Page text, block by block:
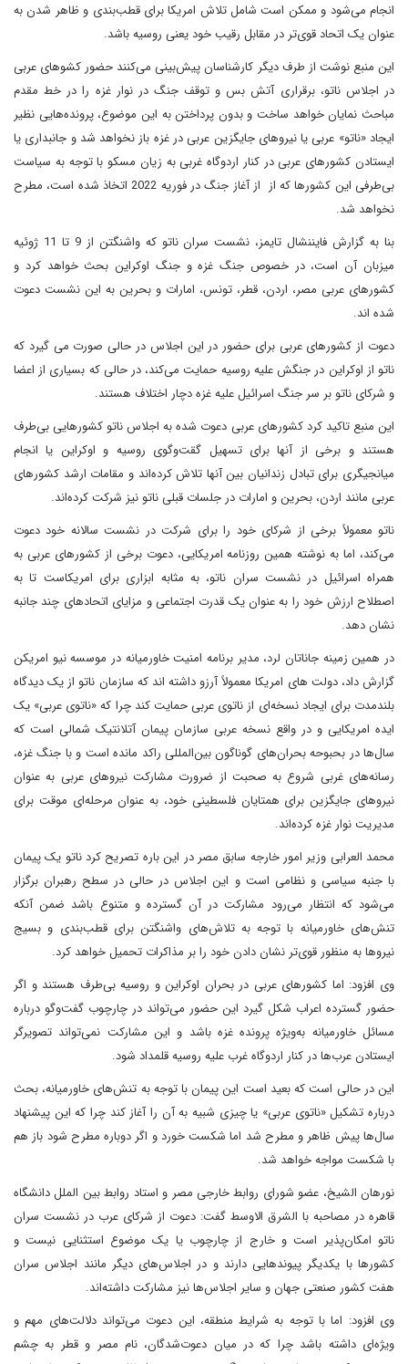
انجام می‌شود و ممکن است شامل تلاش امریکا برای قطب‌بندی و ظاهر شدن به
عنوان یک اتحاد قوی‌تر در مقابل رقیب خود یعنی روسیه باشد.
این منبع نوشت از طرف دیگر کارشناسان پیش‌بینی می‌کنند حضور کشوهای عربی
در اجلاس ناتو، برقراری آتش بس و توقف جنگ در نوار غزه را در خط مقدم
مباحث نمایان خواهد ساخت و بدون پرداختن به این موضوع، پرونده‌هایی نظیر
ایجاد «ناتو» عربی یا نیروهای جایگزین عربی در غزه باز نخواهد شد و جانبداری یا
ایستادن کشورهای عربی در کنار اردوگاه غربی به زیان مسکو با توجه به سیاست
بی‌طرفی این کشورها که از از آغاز جنگ در فوریه 2022 اتخاذ شده است، مطرح
نخواهد شد.
بنا به گزارش فایننشال تایمز، نشست سران ناتو که واشنگتن از 9 تا 11 ژوئیه
میزبان آن است، در خصوص جنگ غزه و جنگ اوکراین بحث خواهد کرد و
کشورهای عربی مصر، اردن، قطر، تونس، امارات و بحرین به این نشست دعوت
شده اند.
دعوت از کشورهای عربی برای حضور در این اجلاس در حالی صورت می گیرد که
ناتو از اوکراین در جنگش علیه روسیه حمایت می‌کند، در حالی که بسیاری از اعضا
و شرکای ناتو بر سر جنگ اسرائیل علیه غزه دچار اختلاف هستند.
این منبع تاکید کرد کشورهای عربی دعوت شده به اجلاس ناتو کشورهایی بی‌طرف
هستند و برخی از آنها برای تسهیل گقت‌وگوی روسیه و اوکراین یا انجام
میانجیگری برای تبادل زندانیان بین آنها تلاش کرده‌اند و مقامات ارشد کشورهای
عربی مانند اردن، بحرین و امارات در جلسات قبلی ناتو نیز شرکت کرده‌اند.
ناتو معمولاً برخی از شرکای خود را برای شرکت در نشست سالانه خود دعوت
می‌کند، اما به نوشته همین روزنامه امریکایی، دعوت برخی از کشورهای عربی به
همراه اسرائیل در نشست سران ناتو، به مثابه ابزاری برای امریکاست تا به
اصطلاح ارزش خود را به عنوان یک قدرت اجتماعی و مزایای اتحادهای چند جانبه
نشان دهد.
در همین زمینه جاناتان لرد، مدیر برنامه امنیت خاورمیانه در موسسه نیو امریکن
گزارش داد، دولت های امریکا معمولاً آرزو داشته اند که سازمان ناتو از یک دیدگاه
بلندمدت برای ایجاد نسخه‌ای از ناتوی عربی حمایت کند چرا که «ناتوی عربی» یک
ایده امریکایی و در واقع نسخه عربی سازمان پیمان آتلانتیک شمالی است که
سال‌ها در بحبوحه بحران‌های گوناگون بین‌المللی راکد مانده است و با جنگ غزه،
رسانه‌های غربی شروع به صحبت از ضرورت مشارکت نیروهای عربی به عنوان
نیروهای جایگزین برای همتایان فلسطینی خود، به عنوان مرحله‌ای موقت برای
مدیریت نوار غزه کرده‌اند.
محمد العرابی وزیر امور خارجه سابق مصر در این باره تصریح کرد ناتو یک پیمان
با جنبه سیاسی و نظامی است و این اجلاس در حالی در سطح رهبران برگزار
می‌شود که انتظار می‌رود مشارکت در آن گسترده و متنوع باشد ضمن آنکه
تنش‌های خاورمیانه با توجه به تلاش‌های واشنگتن برای قطب‌بندی و بسیج
نیروها به منظور قوی‌تر نشان دادن خود را بر مذاکرات تحمیل خواهد کرد.
وی افزود: اما کشورهای عربی در بحران اوکراین و روسیه بی‌طرف هستند و اگر
حضور گسترده اعراب شکل گیرد این حضور می‌تواند در چارچوب گفت‌وگو درباره
مسائل خاورمیانه به‌ویژه پرونده غزه باشد و این مشارکت نمی‌تواند تصویرگر
ایستادن عرب‌ها در کنار اردوگاه غرب علیه روسیه قلمداد شود.
این در حالی است که بعید است این پیمان با توجه به تنش‌های خاورمیانه، بحث
درباره تشکیل «ناتوی عربی» یا چیزی شبیه به آن را آغاز کند چرا که این پیشنهاد
سال‌ها پیش ظاهر و مطرح شد اما شکست خورد و اگر دوباره مطرح شود باز هم
با شکست مواجه خواهد شد.
نورهان الشیخ، عضو شورای روابط خارجی مصر و استاد روابط بین الملل دانشگاه
قاهره در مصاحبه با الشرق الاوسط گفت: دعوت از شرکای عرب در نشست سران
ناتو امکان‌پذیر است و خارج از چارچوب یا یک موضوع استثنایی نیست و
کشورها با یکدیگر پیوندهایی دارند و در اجلاس‌های دیگر مانند اجلاس سران
هفت کشور صنعتی جهان و سایر اجلاس‌ها نیز مشارکت داشته‌اند.
وی افزود: اما با توجه به شرایط منطقه، این دعوت می‌تواند دلالت‌های مهم و
ویژه‌ای داشته باشد چرا که در میان دعوت‌شدگان، نام مصر و قطر به چشم